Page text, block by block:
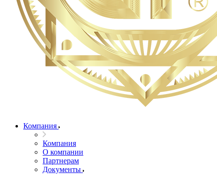
Компания
Компания
О компании
Партнерам
Документы